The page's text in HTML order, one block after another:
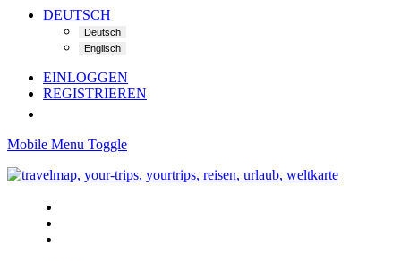
DEUTSCH
EINLOGGEN
REGISTRIEREN
Mobile Menu Toggle